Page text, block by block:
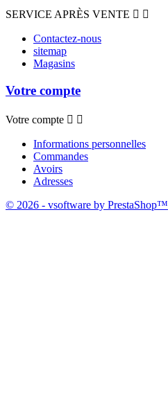
SERVICE APRÈS VENTE  
Contactez-nous
sitemap
Magasins
Votre compte
Votre compte  
Informations personnelles
Commandes
Avoirs
Adresses
© 2026 - vsoftware by PrestaShop™